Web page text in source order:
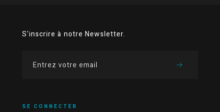
S'inscrire à notre Newsletter.
SE CONNECTER